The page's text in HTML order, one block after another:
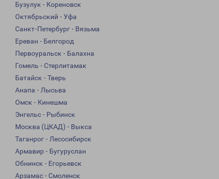
Бузулук - Кореновск
Октябрьский - Уфа
Санкт-Петербург - Вязьма
Ереван - Белгород
Первоуральск - Балахна
Гомель - Стерлитамак
Батайск - Тверь
Анапа - Лысьва
Омск - Кинешма
Энгельс - Рыбинск
Москва (ЦКАД) - Выкса
Таганрог - Лесосибирск
Армавир - Бугуруслан
Обнинск - Егорьевск
Арзамас - Смоленск